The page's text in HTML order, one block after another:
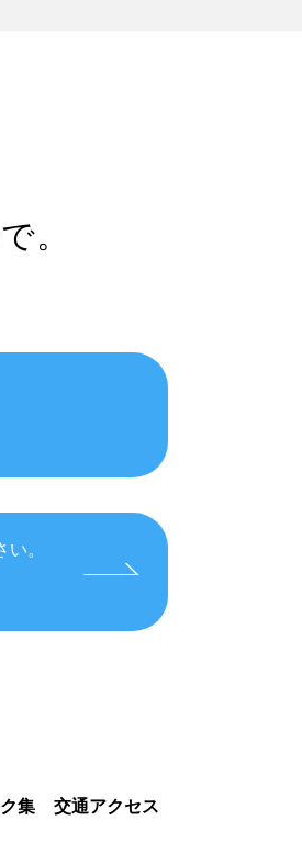
。
。
集 交通アクセス